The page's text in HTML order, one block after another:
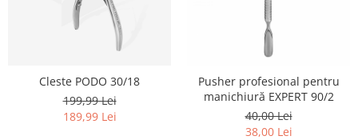
Cleste PODO 30/18
199,99 Lei
189,99 Lei
Pusher profesional pentru
manichiură EXPERT 90/2
40,00 Lei
38,00 Lei